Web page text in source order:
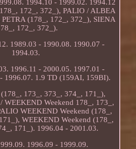
1994.10 - 1999.02. 1994.12
172_, 372_), PALIO / ALBEA
(178_, 172_, 372_), SIENA
172_, 372_).
1989.03 - 1990.08. 1990.07 -
1994.03.
1996.11 - 2000.05. 1997.01 -
1996.07. 1.9 TD (159AI, 159BI).
173_, 373_, 374_, 171_),
WEEKEND Weekend 178_, 173_,
WEEKEND Weekend (178_,
WEEKEND Weekend (178_,
171_). 1996.04 - 2001.03.
1996.09 - 1999.09.